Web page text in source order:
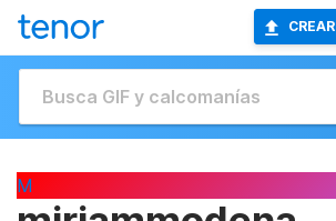
CREAR
M